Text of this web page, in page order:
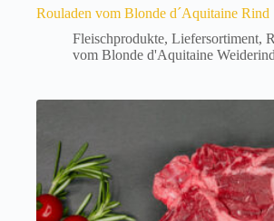
Rouladen vom Blonde d´Aquitaine Rind
Fleischprodukte, Liefersortiment,
vom Blonde d'Aquitaine Weiderind